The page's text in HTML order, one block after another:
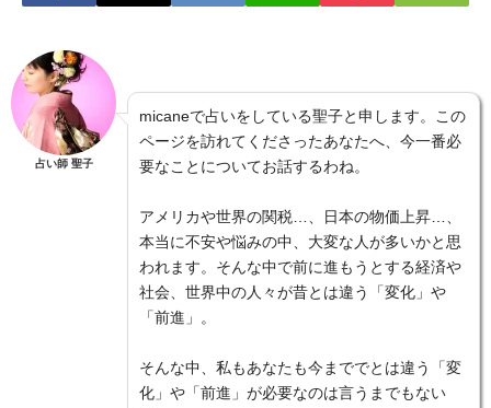
占い師 聖子
micaneで占いをしている聖子と申します。この
ページを訪れてくださったあなたへ、今一番必
要なことについてお話するわね。
アメリカや世界の関税…、日本の物価上昇…、
本当に不安や悩みの中、大変な人が多いかと思
われます。そんな中で前に進もうとする経済や
社会、世界中の人々が昔とは違う「変化」や
「前進」。
そんな中、私もあなたも今まででとは違う「変
化」や「前進」が必要なのは言うまでもない